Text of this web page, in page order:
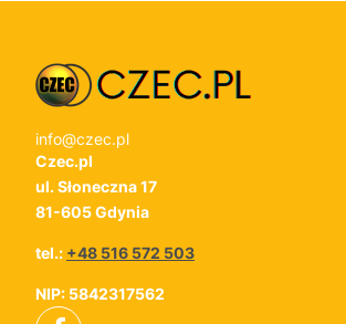
info@czec.pl
Czec.pl
ul. Słoneczna 17
81-605 Gdynia
tel.: +48 516 572 503
NIP: 5842317562